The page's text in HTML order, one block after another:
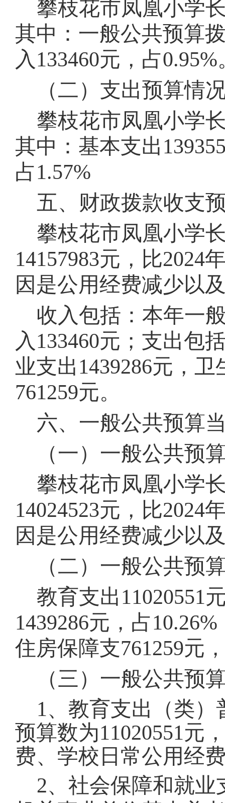
攀枝花市凤凰小学
其中：一般公共预算
入 133460元，占0.95%
（二）支出预算情
攀枝花市凤凰小学
其中：基本支出
占1.57%
五、财政拨款收支
攀枝花市凤凰小学
14157983元，比2024
因是公用经费减少以
收入包括：本年一
入 133460元 ；支出包
业支出1439286元，卫
761259元。
六、一般公共预算
（一）一般公共预
攀枝花市凤凰小学
14024523元，比2024
因是公用经费减少以
（二）一般公共预
教育支出11020551
1439286元，占
住房保障支761259元
（三）一般公共预
1、教育支出（类）
预算数为11020551元
费、学校日常公用经
2、社会保障和就